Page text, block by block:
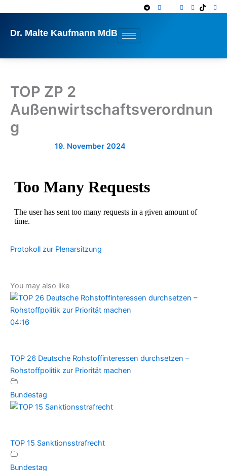
springen
Dr. Malte Kaufmann MdB
TOP ZP 2
Außenwirtschaftsverordnun
g
Protokoll zur Plenarsitzung
You may also like
04:16
TOP 26 Deutsche Rohstoffinteressen durchsetzen –
Rohstoffpolitik zur Priorität machen
Bundestag
TOP 15 Sanktionsstrafrecht
Bundestag